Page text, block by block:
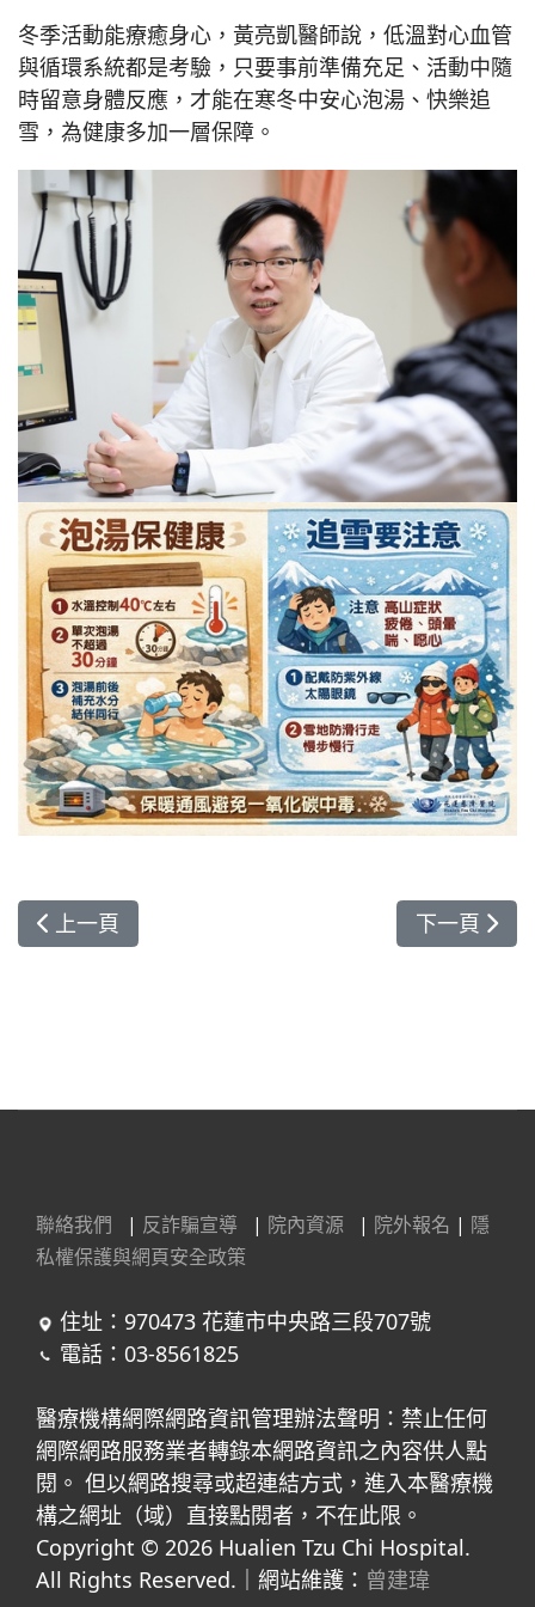
冬季活動能療癒身心，黃亮凱醫師說，低溫對心血管
與循環系統都是考驗，只要事前準備充足、活動中隨
時留意身體反應，才能在寒冬中安心泡湯、快樂追
雪，為健康多加一層保障。
上一篇文章: 年輕不等於安全！27歲青農腦中風 花
上一頁 下一篇文章
下一頁
聯絡我們 | 反詐騙宣導 | 院內資源 | 院外報名 | 隱
私權保護與網頁安全政策
住址：970473 花蓮市中央路三段707號
電話：03-8561825
醫療機構網際網路資訊管理辦法聲明：禁止任何
網際網路服務業者轉錄本網路資訊之內容供人點
閱。 但以網路搜尋或超連結方式，進入本醫療機
構之網址（域）直接點閱者，不在此限。
Copyright © 2026 Hualien Tzu Chi Hospital.
All Rights Reserved.｜網站維護： 曾建瑋